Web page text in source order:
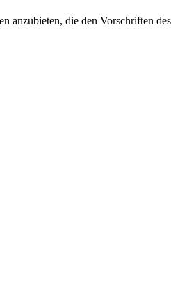
anzubieten, die den Vorschriften